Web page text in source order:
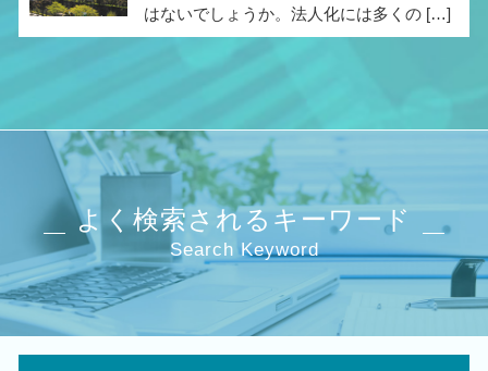
はないでしょうか。法人化には多くの […]
よく検索されるキーワード
Search Keyword